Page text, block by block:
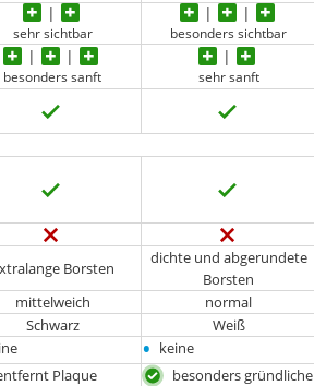
sehr sichtbar besonders sichtbar
besonders sanft sehr sanft
Borsten
dichte und abgerundete
Borsten
mittelweich normal
Schwarz Weiß
• keine
Plaque
besonders gründliche